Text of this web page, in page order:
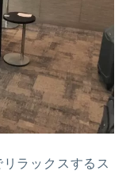
ラックスするス